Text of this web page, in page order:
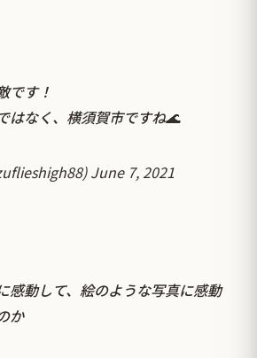
です！
はなく、横須賀市ですね🌊
June 7, 2021
感動して、絵のような写真に感動
か